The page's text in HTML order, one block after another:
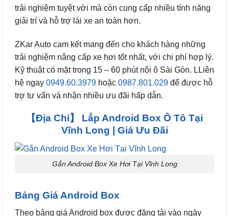
trải nghiệm tuyệt vời mà còn cung cấp nhiều tính năng
giải trí và hỗ trợ lái xe an toàn hơn.
ZKar Auto cam kết mang đến cho khách hàng những
trải nghiệm nâng cấp xe hơi tốt nhất, với chi phí hợp lý.
Kỹ thuật có mặt trong 15 – 60 phút nội ô Sài Gòn. LLiên
hệ ngay 0949.60.3979 hoặc 0987.801.029 để được hỗ
trợ tư vấn và nhận nhiều ưu đãi hấp dẫn.
【Địa Chỉ】 Lắp Android Box Ô Tô Tại
Vĩnh Long | Giá Ưu Đãi
Gắn Android Box Xe Hơi Tại Vĩnh Long
Bảng Giá Android Box
Theo bảng giá Android box được đăng tải vào ngày